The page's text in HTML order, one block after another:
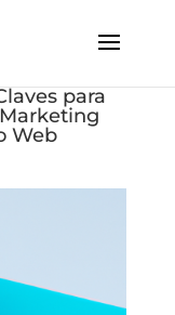
para
Web